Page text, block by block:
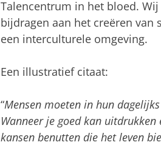
Talencentrum in het bloed.
bijdragen aan het creëren van
een interculturele omgeving.
Een illustratief citaat:
“Mensen moeten in hun
Wanneer je goed kan
kansen benutten die het leven